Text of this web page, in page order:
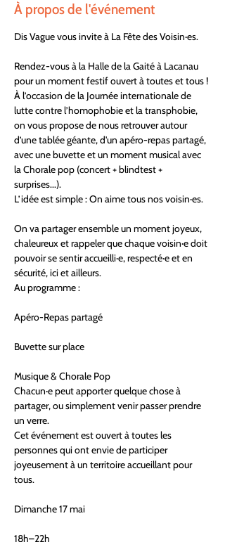
À propos de l'événement
Dis Vague vous invite à La Fête des Voisin·es.
Rendez-vous à la Halle de la Gaité à Lacanau
pour un moment festif ouvert à toutes et tous !
À l’occasion de la Journée internationale de
lutte contre l’homophobie et la transphobie,
on vous propose de nous retrouver autour
d’une tablée géante, d'un apéro-repas partagé,
avec une buvette et un moment musical avec
la Chorale pop (concert + blindtest +
surprises...).
L’idée est simple : On aime tous nos voisin·es.
On va partager ensemble un moment joyeux,
chaleureux et rappeler que chaque voisin·e doit
pouvoir se sentir accueilli·e, respecté·e et en
sécurité, ici et ailleurs.
Au programme :
Apéro-Repas partagé
Buvette sur place
Musique & Chorale Pop
Chacun·e peut apporter quelque chose à
partager, ou simplement venir passer prendre
un verre.
Cet événement est ouvert à toutes les
personnes qui ont envie de participer
joyeusement à un territoire accueillant pour
tous.
Dimanche 17 mai
18h–22h